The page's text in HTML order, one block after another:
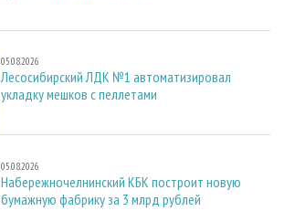
05.08.2026
Лесосибирский ЛДК №1 автоматизировал
укладку мешков с пеллетами
05.08.2026
Набережночелнинский КБК построит новую
бумажную фабрику за 3 млрд рублей